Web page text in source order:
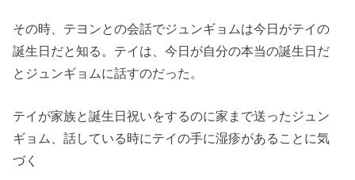
その時、 テヨンとの会話でジュンギョムは今日がテイの
誕生日だと知る。 テイは、今日が自分の本当の誕生日だ
とジュンギョムに話すのだった。
テイが家族と誕生日祝いをするのに家まで送ったジュン
ギョム、話している時にテイの手に湿疹があることに気
づく